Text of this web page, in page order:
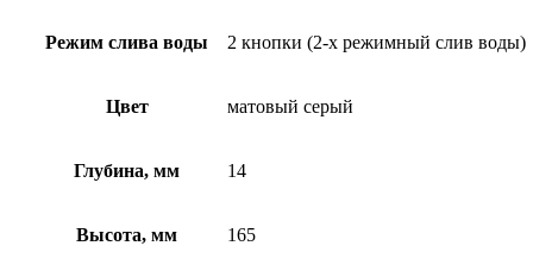
Режим слива воды 2 кнопки (2-х режимный слив воды)
Цвет матовый серый
Глубина, мм 14
Высота, мм 165